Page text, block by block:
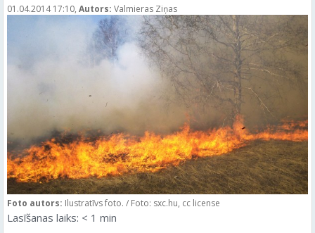
01.04.2014 17:10, Autors: Valmieras Ziņas
Foto autors: Ilustratīvs foto. / Foto: sxc.hu, cc license
Lasīšanas laiks: < 1 min